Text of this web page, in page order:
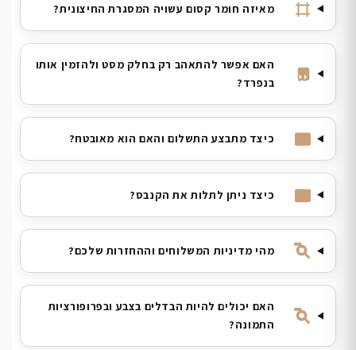
מאיזה חומר קסום עשויה המסגרת החיצונית?
האם אפשר להתאהב רק בחלק מסט ולהזמין אותו
בנפרד?
כיצד מתבצע התשלום והאם הוא מאובטח?
כיצד ניתן לתלות את הקנבס?
מהי מדיניות המשלוחים וההחזרות שלכם?
האם יכולים להיות הבדלים בצבע ובפרופורציות
התמונה?